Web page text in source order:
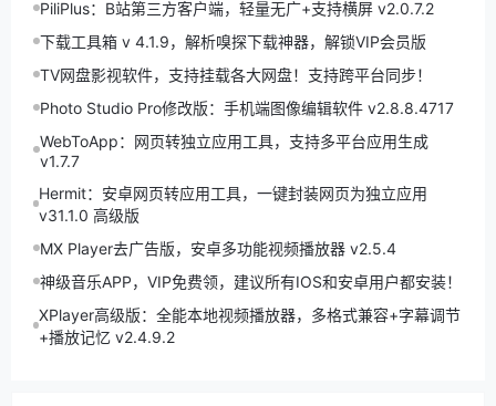
PiliPlus：B站第三方客户端，轻量无广+支持横屏 v2.0.7.2
下载工具箱 v 4.1.9，解析嗅探下载神器，解锁VIP会员版
TV网盘影视软件，支持挂载各大网盘！支持跨平台同步！
Photo Studio Pro修改版：手机端图像编辑软件 v2.8.8.4717
WebToApp：网页转独立应用工具，支持多平台应用生成
v1.7.7
Hermit：安卓网页转应用工具，一键封装网页为独立应用
v31.1.0 高级版
MX Player去广告版，安卓多功能视频播放器 v2.5.4
神级音乐APP，VIP免费领，建议所有IOS和安卓用户都安装！
XPlayer高级版：全能本地视频播放器，多格式兼容+字幕调节
+播放记忆 v2.4.9.2